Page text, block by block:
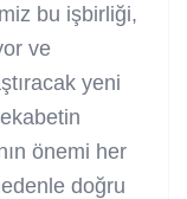
bu işbirliği,
ve
yeni
önemi her
doğru